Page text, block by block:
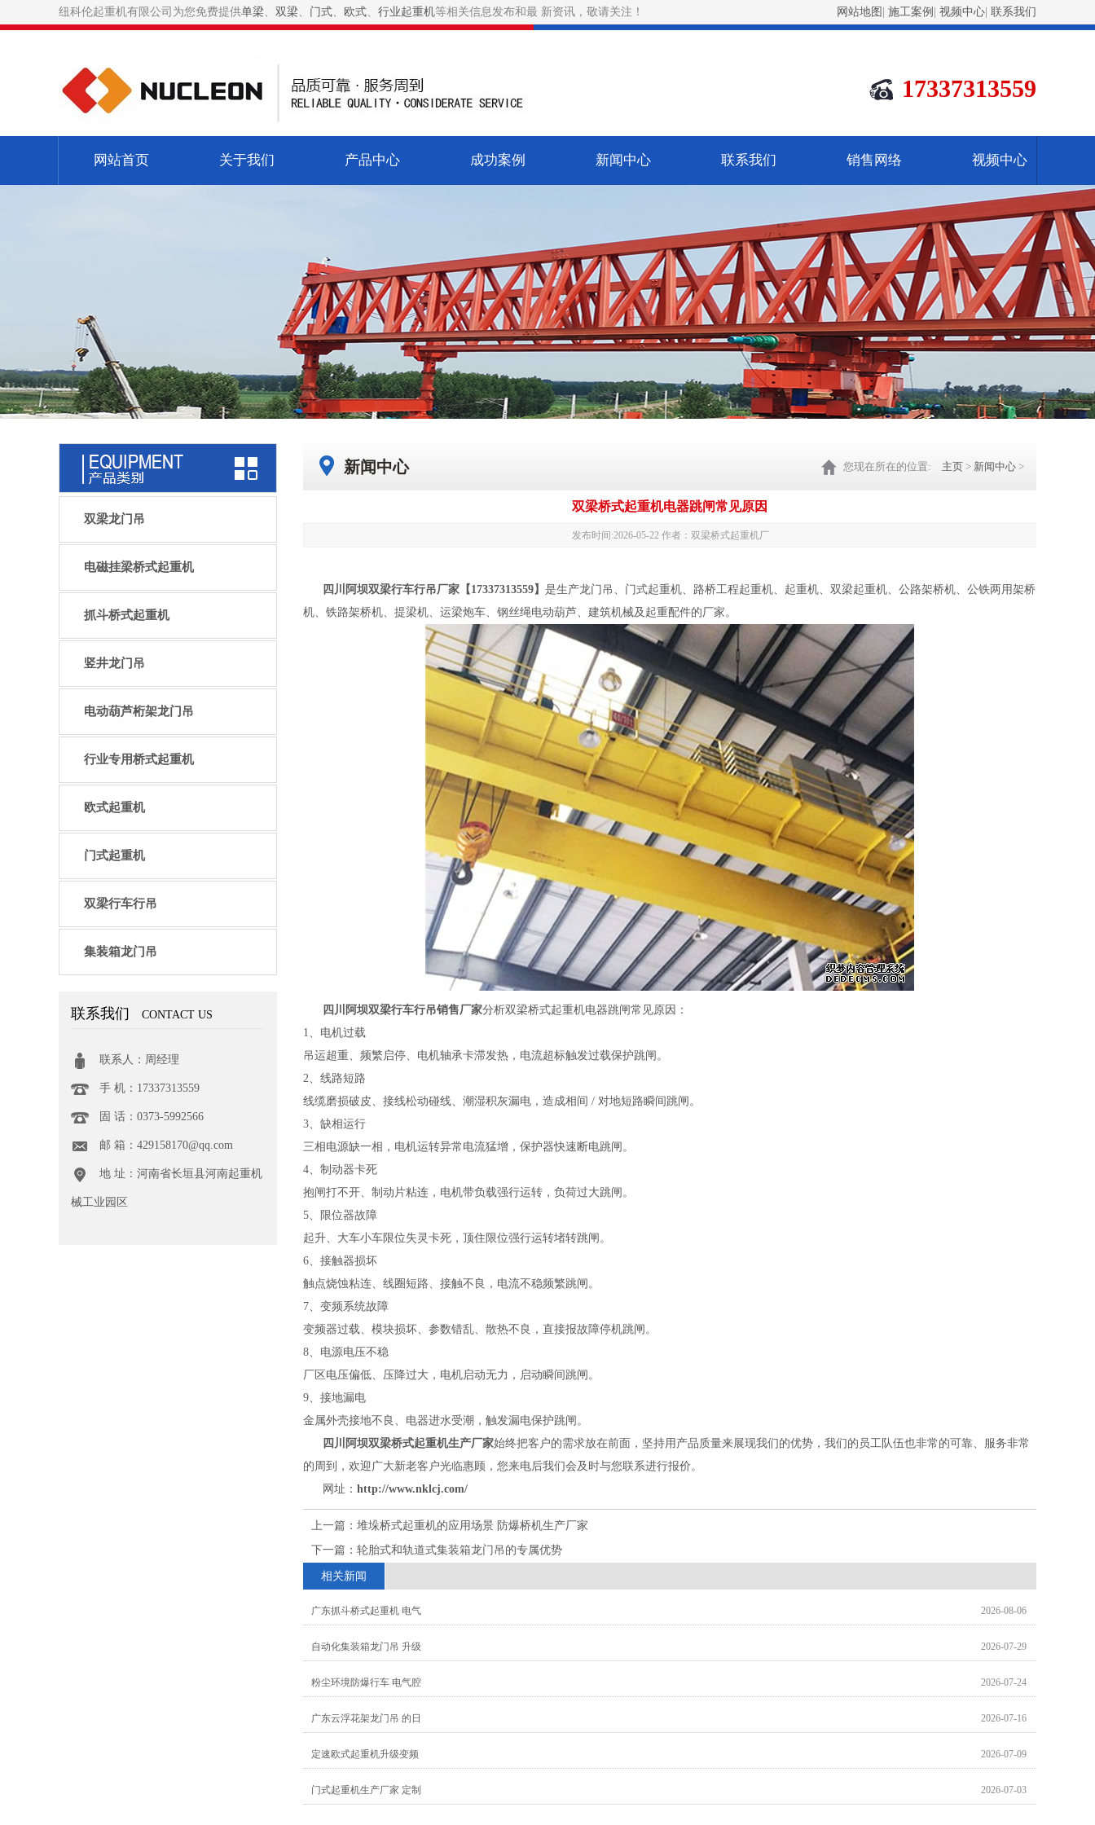
纽科伦起重机有限公司为您免费提供单梁 、 双梁 、 门式、 欧式、 行业起重机等相关信息发布和最 新资讯，敬请关注！ 网站地图 施工案例 视频中心 联系我们
17337313559
网站首页 关于我们 产品中心 成功案例 新闻中心 联系我们 销售网络 视频中心
双梁龙门吊
电磁挂梁桥式起重机
抓斗桥式起重机
竖井龙门吊
电动葫芦桁架龙门吊
行业专用桥式起重机
欧式起重机
门式起重机
双梁行车行吊
集装箱龙门吊
联系我们 CONTACT US
联系人：周经理
手 机：17337313559
固 话：0373-5992566
邮 箱：429158170@qq.com
地 址：河南省长垣县河南起重机
械工业园区
新闻中心 您现在所在的位置: 主页 > 新闻中心 >
双梁桥式起重机电器跳闸常见原因
发布时间:2026-05-22 作者：双梁桥式起重机厂
四川阿坝双梁行车行吊厂家【 17337313559】 是生产龙门吊、门式起重机、路桥工程起重机、起重机、双梁起重机、公路架桥机、公铁两用架桥
机、铁路架桥机、提梁机、运梁炮车、钢丝绳电动葫芦、建筑机械及起重配件的厂家。
四川阿坝双梁行车行吊销售厂家分析双梁桥式起重机电器跳闸常见原因：
1、电机过载
吊运超重、频繁启停、电机轴承卡滞发热，电流超标触发过载保护跳闸。
2、线路短路
线缆磨损破皮、接线松动碰线、潮湿积灰漏电，造成相间 / 对地短路瞬间跳闸。
3、缺相运行
三相电源缺一相，电机运转异常电流猛增，保护器快速断电跳闸。
4、制动器卡死
抱闸打不开、制动片粘连，电机带负载强行运转，负荷过大跳闸。
5、限位器故障
起升、大车小车限位失灵卡死，顶住限位强行运转堵转跳闸。
6、接触器损坏
触点烧蚀粘连、线圈短路、接触不良，电流不稳频繁跳闸。
7、变频系统故障
变频器过载、模块损坏、参数错乱、散热不良，直接报故障停机跳闸。
8、电源电压不稳
厂区电压偏低、压降过大，电机启动无力，启动瞬间跳闸。
9、接地漏电
金属外壳接地不良、电器进水受潮，触发漏电保护跳闸。
四川阿坝双梁桥式起重机生产厂家始终把客户的需求放在前面，坚持用产品质量来展现我们的优势，我们的员工队伍也非常的可靠、服务非常
的周到，欢迎广大新老客户光临惠顾，您来电后我们会及时与您联系进行报价。
网址： http://www.nklcj.com/
上一篇： 堆垛桥式起重机的应用场景 防爆桥机生产厂家
下一篇： 轮胎式和轨道式集装箱龙门吊的专属优势
相关新闻
广东抓斗桥式起重机 电气 2026-08-06
自动化集装箱龙门吊 升级 2026-07-29
粉尘环境防爆行车 电气腔 2026-07-24
广东云浮花架龙门吊 的日 2026-07-16
定速欧式起重机升级变频 2026-07-09
门式起重机生产厂家 定制 2026-07-03